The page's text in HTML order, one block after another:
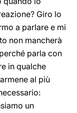
Giro lo
a parlare e mi
non mancherà
parla con
in qualche
al più
un